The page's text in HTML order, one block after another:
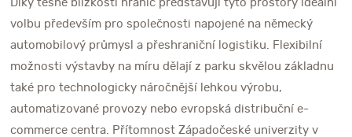
Díky těsné blízkosti hranic představují tyto prostory ideální
volbu především pro společnosti napojené na německý
automobilový průmysl a přeshraniční logistiku. Flexibilní
možnosti výstavby na míru dělají z parku skvělou základnu
také pro technologicky náročnější lehkou výrobu,
automatizované provozy nebo evropská distribuční e-
commerce centra. Přítomnost Západočeské univerzity v